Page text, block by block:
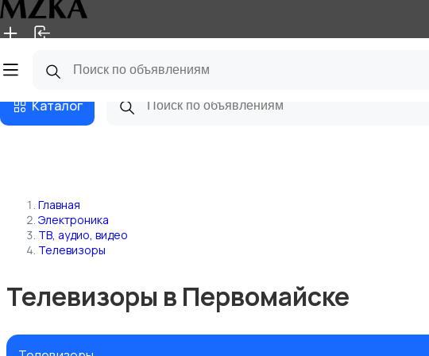
Главная Магазины
Каталог
Главная
Электроника
ТВ, аудио, видео
Телевизоры
Телевизоры в Первомайске